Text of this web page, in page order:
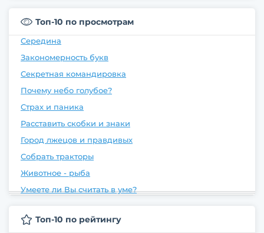
Топ-10 по просмотрам
Середина
Закономерность букв
Секретная командировка
Почему небо голубое?
Страх и паника
Расставить скобки и знаки
Город лжецов и правдивых
Собрать тракторы
Животное - рыба
Умеете ли Вы считать в уме?
Топ-10 по рейтингу